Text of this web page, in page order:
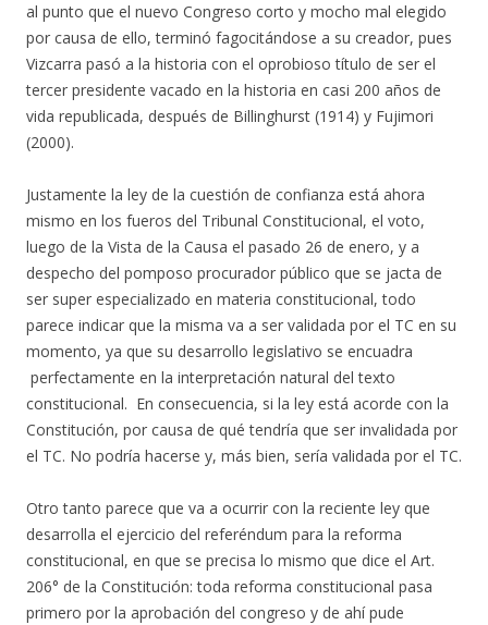
al punto que el nuevo Congreso corto y mocho mal elegido
por causa de ello, terminó fagocitándose a su creador, pues
Vizcarra pasó a la historia con el oprobioso título de ser el
tercer presidente vacado en la historia en casi 200 años de
vida republicada, después de Billinghurst (1914) y Fujimori
(2000).
Justamente la ley de la cuestión de confianza está ahora
mismo en los fueros del Tribunal Constitucional, el voto,
luego de la Vista de la Causa el pasado 26 de enero, y a
despecho del pomposo procurador público que se jacta de
ser super especializado en materia constitucional, todo
parece indicar que la misma va a ser validada por el TC en su
momento, ya que su desarrollo legislativo se encuadra
perfectamente en la interpretación natural del texto
constitucional. En consecuencia, si la ley está acorde con la
Constitución, por causa de qué tendría que ser invalidada por
el TC. No podría hacerse y, más bien, sería validada por el TC.
Otro tanto parece que va a ocurrir con la reciente ley que
desarrolla el ejercicio del referéndum para la reforma
constitucional, en que se precisa lo mismo que dice el Art.
206° de la Constitución: toda reforma constitucional pasa
primero por la aprobación del congreso y de ahí pude